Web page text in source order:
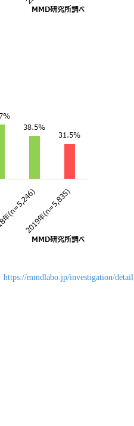
https://mmdlabo.jp/investigation/